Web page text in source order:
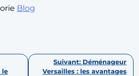
Blog
le
Suivant: Déménageur
Versailles : les avantages